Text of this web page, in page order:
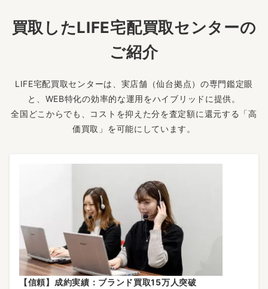
買取したLIFE宅配買取センターの
ご紹介
LIFE宅配買取センターは、実店舗（仙台拠点）の専門鑑定眼
と、WEB特化の効率的な運用をハイブリッドに提供。
全国どこからでも、コストを抑えた分を査定額に還元する「高
価買取」を可能にしています。
【信頼】成約実績：ブランド買取15万人突破